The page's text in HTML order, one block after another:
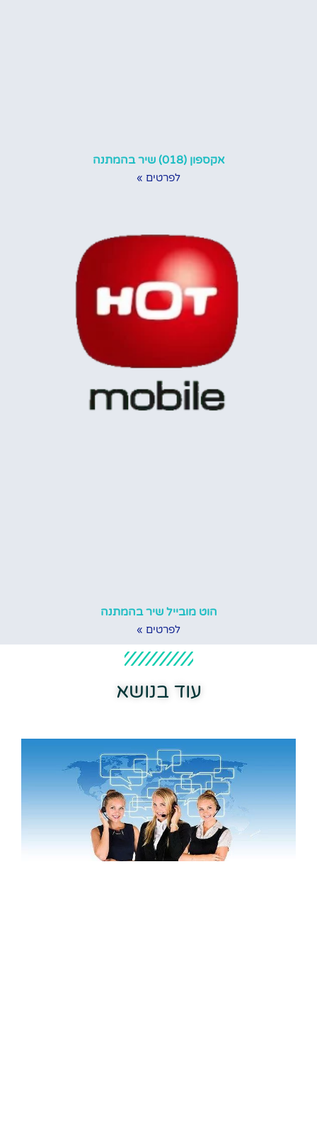
אקספון (018) שיר בהמתנה
לפרטים »
הוט מובייל שיר בהמתנה
לפרטים »
עוד בנושא